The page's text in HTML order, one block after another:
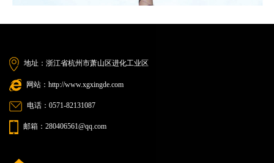
地址：浙江省杭州市萧山区进化工业区
网站：http://www.xgxingde.com
电话：0571-82131087
邮箱：280406561@qq.com